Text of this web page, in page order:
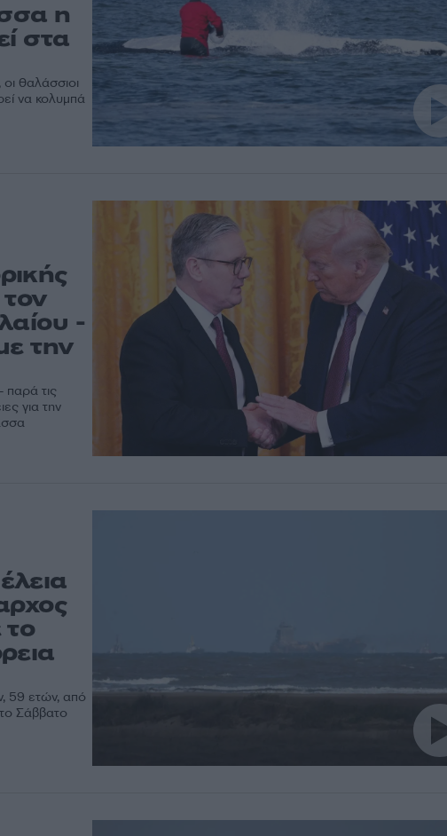
η
στα
θαλάσσιοι
να κολυμπά
-
την
τις
για την
59 ετών, από
Σάββατο